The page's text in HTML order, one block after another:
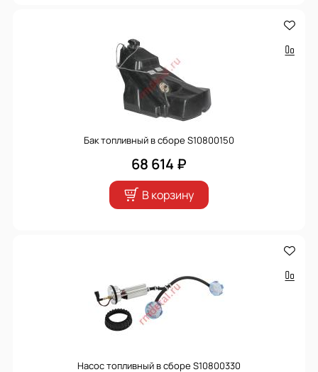
Бак топливный в сборе S10800150
68 614 ₽
В корзину
Насос топливный в сборе S10800330